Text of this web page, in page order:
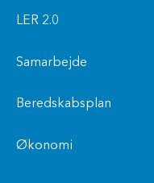
LER 2.0
Samarbejde
Beredskabsplan
Økonomi